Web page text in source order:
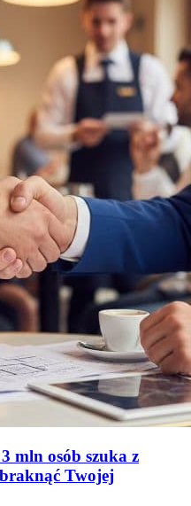
3 mln osób szuka z
Twojej